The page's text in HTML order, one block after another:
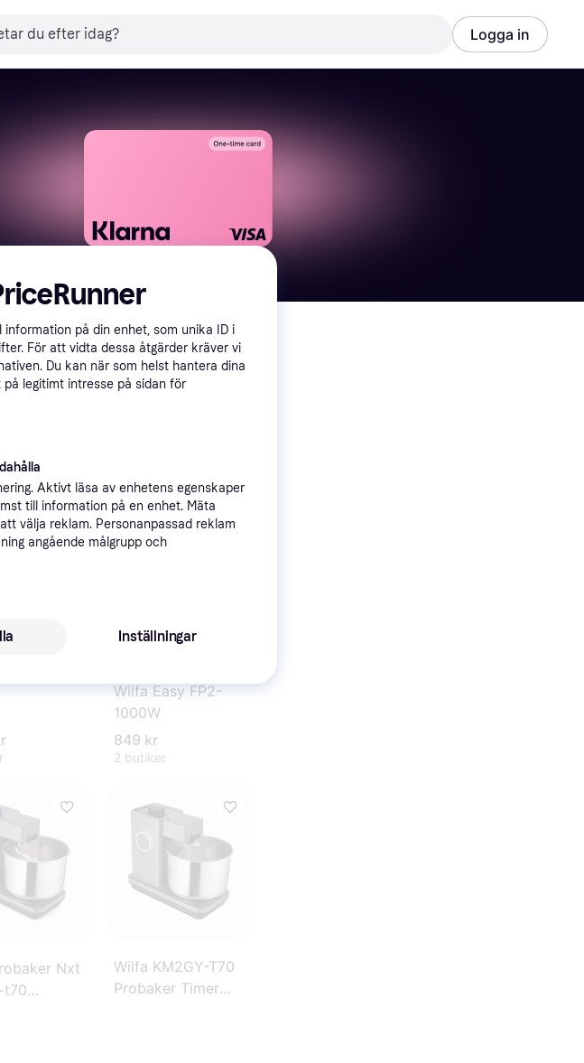
Logga in
Wilfa Easy FP2-
1000W
849 kr
2 butiker
Nxt
t70
Wilfa KM2GY-T70
Probaker Timer
på din enhet, som unika ID i
För att vidta dessa åtgärder kräver vi
Du kan när som helst hantera dina
legitimt intresse på sidan för
Aktivt läsa av enhetens egenskaper
till information på en enhet. Mäta
välja reklam. Personanpassad reklam
angående målgrupp och
Inställningar